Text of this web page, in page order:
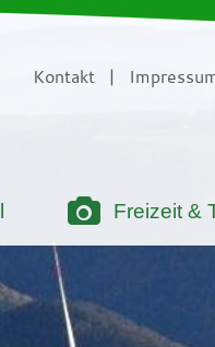
Kontakt |
Freizeit &